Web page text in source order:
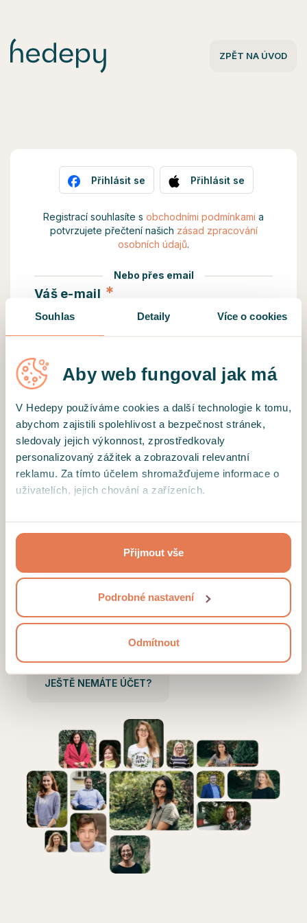
Souhlas Detaily Více o cookies
Aby web fungoval jak má
V Hedepy používáme cookies a další technologie k tomu,
abychom zajistili spolehlivost a bezpečnost stránek,
sledovaly jejich výkonnost, zprostředkovaly
personalizovaný zážitek a zobrazovali relevantní
reklamu. Za tímto účelem shromažďujeme informace o
uživatelích, jejich chování a zařízeních.
souhlasíte s tím, že tyto informace budeme sdílet se
třetími stranami, např. s partnery zajišťujícími analytiku
našich stránek nebo provozovateli reklamních systémů.
Projděte si podrobný přehled cookies a
Přijmout vše
Podrobné nastavení
Odmítnout
ZPĚT NA ÚVOD
Přihlásit se Přihlásit se
Registrací souhlasíte s obchodními podmínkami a
potvrzujete přečtení našich zásad zpracování
osobních údajů.
Nebo přes email
Váš e-mail *
Heslo*
Zapomněli jste heslo?
Ještě nemáte účet? Registrovat se
Přihlásit se
JEŠTĚ NEMÁTE ÚČET?